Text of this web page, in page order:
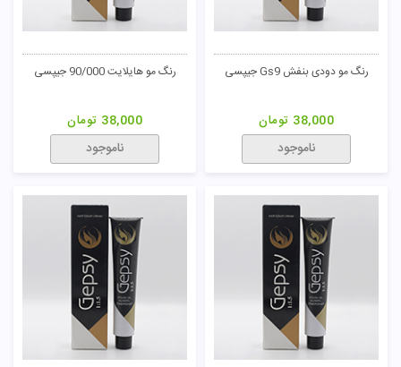
رنگ مو دودی بنفش Gs9 جیپسی
38,000 تومان
ناموجود
رنگ مو هایلایت 90/000 جیپسی
38,000 تومان
ناموجود